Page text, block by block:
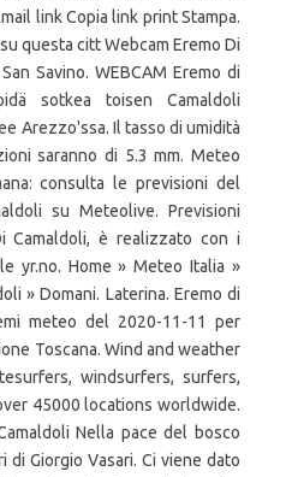
link Copia link print Stampa.
questa citt Webcam Eremo Di
Savino. WEBCAM Eremo di
sotkea toisen Camaldoli
Arezzo'ssa. Il tasso di umidità
saranno di 5.3 mm. Meteo
consulta le previsioni del
su Meteolive. Previsioni
Camaldoli, è realizzato con i
yr.no. Home » Meteo Italia »
» Domani. Laterina. Eremo di
meteo del 2020-11-11 per
Toscana. Wind and weather
windsurfers, surfers,
45000 locations worldwide.
Nella pace del bosco
di Giorgio Vasari. Ci viene dato